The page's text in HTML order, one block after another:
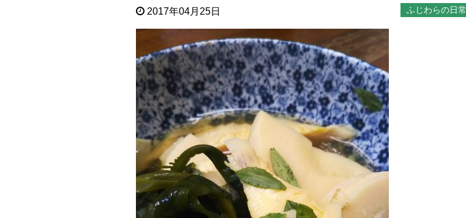
2017年04月25日 ふじわらの日常